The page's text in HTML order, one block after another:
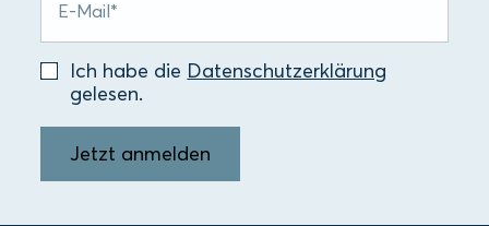
Ich habe die Datenschutzerklärung
gelesen.
Jetzt anmelden